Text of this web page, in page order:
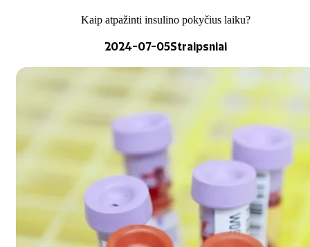
Kaip atpažinti insulino pokyčius laiku?
2024-07-05Straipsniai